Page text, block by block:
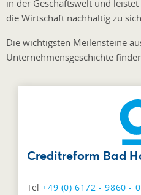
in der Geschäftswelt und
die Wirtschaft nachhaltig zu
Die wichtigsten Meilensteine
Unternehmensgeschichte
Creditreform Bad
Tel+49 (0) 6172 - 9860 - 0